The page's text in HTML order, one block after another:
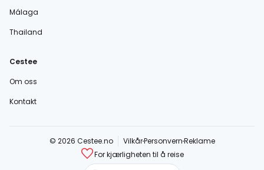
Málaga
Thailand
Cestee
Om oss
Kontakt
© 2026 Cestee.no VilkårPersonvernReklame
For kjærligheten til å reise
cestee.com